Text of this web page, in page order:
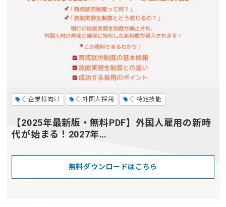
◇企業様向け ◇外国人採用 ◇特定技能
【2025年最新版・無料PDF】外国人雇用の新時
代が始まる！2027年…
無料ダウンロードはこちら